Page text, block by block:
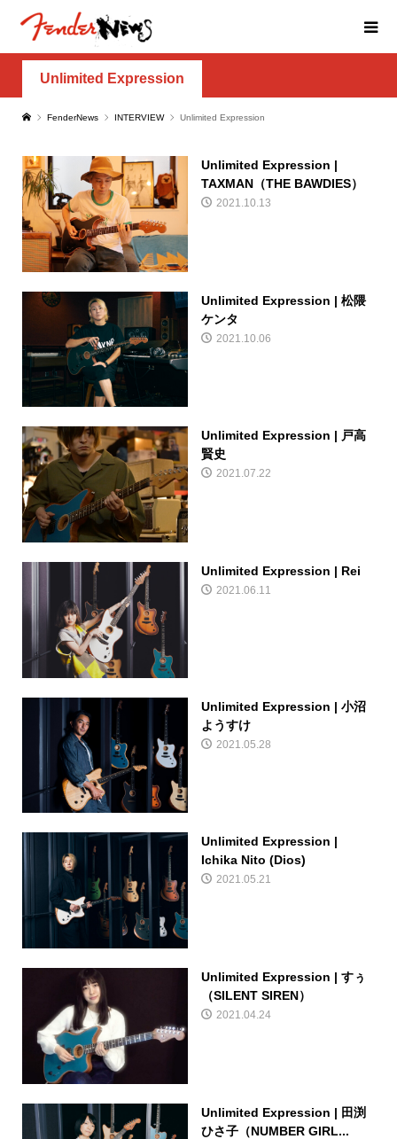
Unlimited Expression
FenderNews INTERVIEW Unlimited Expression
Unlimited Expression |
TAXMAN（THE BAWDIES）
2021.10.13
Unlimited Expression | 松隈
ケンタ
2021.10.06
Unlimited Expression | 戸高
賢史
2021.07.22
Unlimited Expression | Rei
2021.06.11
Unlimited Expression | 小沼
ようすけ
2021.05.28
Unlimited Expression |
Ichika Nito (Dios)
2021.05.21
Unlimited Expression | すぅ
（SILENT SIREN）
2021.04.24
Unlimited Expression | 田渕
ひさ子（NUMBER GIRL...